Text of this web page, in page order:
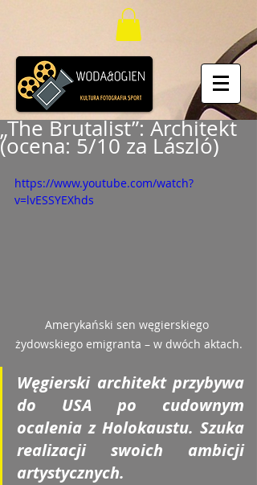
„The Brutalist”: Architekt
(ocena: 5/10 za László)
https://www.youtube.com/watch?
v=lvESSYEXhds
Amerykański sen węgierskiego
żydowskiego emigranta – w dwóch aktach.
Węgierski architekt przybywa
do USA po cudownym
ocalenia z Holokaustu. Szuka
realizacji swoich ambicji
artystycznych.